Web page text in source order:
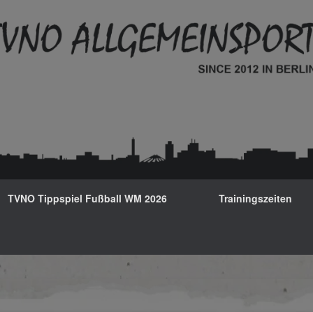
TVNO Tippspiel Fußball WM 2026 Trainingszeiten